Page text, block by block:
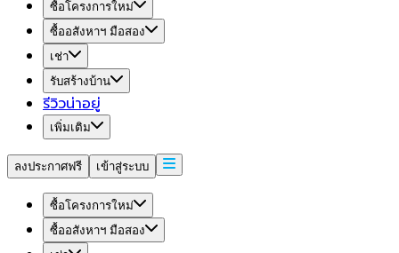
ซื้อโครงการใหม่
ซื้ออสังหาฯ มือสอง
เช่า
รับสร้างบ้าน
รีวิวน่าอยู่
เพิ่มเติม
ลงประกาศฟรี เข้าสู่ระบบ
ซื้อโครงการใหม่
ซื้ออสังหาฯ มือสอง